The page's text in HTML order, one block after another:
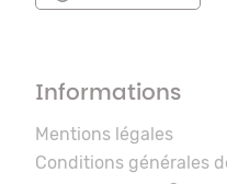
Informations
Mentions légales
Conditions générales